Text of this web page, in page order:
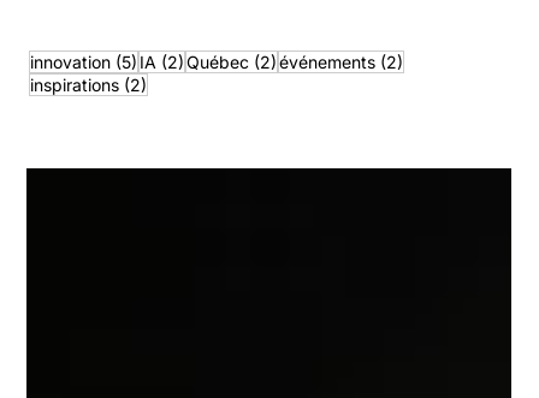
En bref - innovation
innovation (5) 5 posts
IA (2)2 posts
Québec (2)2 posts
événements (2)
inspirations (2)